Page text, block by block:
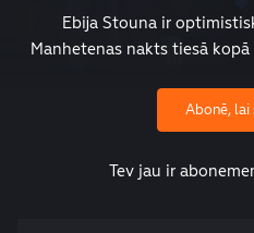
Ebija Stouna ir
Manhetenas nakts tiesā
Abonē,
Tev jau ir